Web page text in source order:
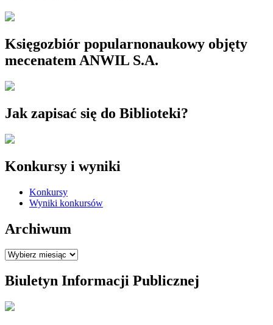
Księgozbiór popularnonaukowy objęty
mecenatem ANWIL S.A.
Jak zapisać się do Biblioteki?
Konkursy i wyniki
Konkursy
Wyniki konkursów
Archiwum
Archiwum
Biuletyn Informacji Publicznej